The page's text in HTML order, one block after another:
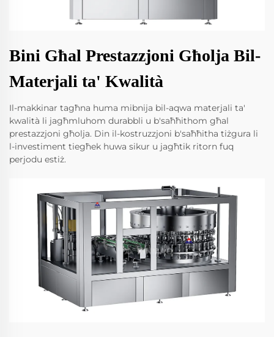
Bini Għal Prestazzjoni Għolja Bil-
Materjali ta' Kwalità
Il-makkinar tagħna huma mibnija bil-aqwa materjali ta'
kwalità li jagħmluhom durabbli u b'saħħithom għal
prestazzjoni għolja. Din il-kostruzzjoni b'saħħitha tiżgura li
l-investiment tiegħek huwa sikur u jagħtik ritorn fuq
perjodu estiż.